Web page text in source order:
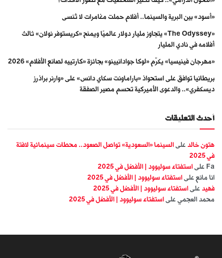
«أسود» بين البرية والسينما.. أفلام حملت مغامرات لا تُنسى
«The Odyssey» يتجاوز مليار دولار عالميًا ويمنح «كريستوفر نولان» ثالث
أفلامه في نادي المليار
«مهرجان فينيسيا» يكرّم «لوكا جوادانيينو» بجائزة «كارتييه لصانع الأفلام» 2026
بريطانيا توافق على استحواذ «باراماونت سكاي دانس» على «وارنر براذرز
ديسكفري».. والدعوى الأميركية تحسم مصير الصفقة
أحدث التعليقات
هتون خالد على السينما «السعودية» تواصل الصعود.. محطات سينمائية لافتة
في 2025
Fa على استفتاء سوليوود | الأفضل في 2025
انا مانع على استفتاء سوليوود | الأفضل في 2025
فهيد على استفتاء سوليوود | الأفضل في 2025
محمد العجمي على استفتاء سوليوود | الأفضل في 2025